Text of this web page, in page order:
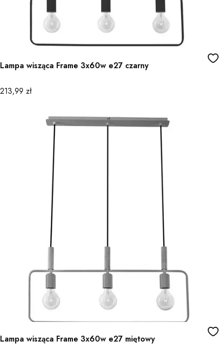
Lampa wisząca Frame 3x60w e27 czarny
Cena
213,99 zł
Lampa wisząca Frame 3x60w e27 miętowy